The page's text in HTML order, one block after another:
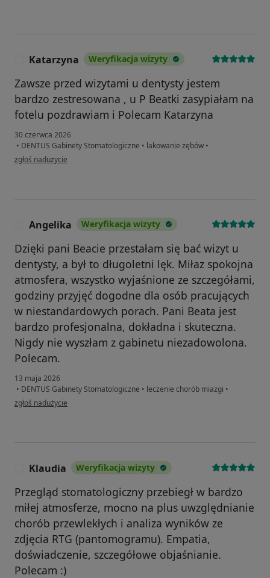
Katarzyna Weryfikacja wizyty
Zawsze przed wizytami u dentysty jestem
bardzo zestresowana , u P Beatki zasypiałam na
fotelu pozdrawiam i Polecam Katarzyna
30 czerwca 2026
• DENTUS Gabinety Stomatologiczne • lakowanie zębów •
w opinii użytkownika Katarzyna
zgłoś nadużycie
Angelika Weryfikacja wizyty
Dzięki pani Beacie przestałam się bać wizyt u
dentysty, a był to długoletni lęk. Miłaz spokojna
atmosfera, wszystko wyjaśnione ze szczegółami,
godziny przyjęć dogodne dla osób pracujących
w niestandardowych porach. Pani Beata jest
bardzo profesjonalna, dokładna i skuteczna.
Nigdy nie wyszłam z gabinetu niezadowolona.
Polecam.
13 maja 2026
• DENTUS Gabinety Stomatologiczne • leczenie chorób miazgi •
w opinii użytkownika Angelika
zgłoś nadużycie
Klaudia Weryfikacja wizyty
Przegląd stomatologiczny przebiegł w bardzo
miłej atmosferze, mocno na plus uwzględnianie
chorób przewlekłych i analiza wyników ze
zdjęcia RTG (pantomogramu). Empatia,
doświadczenie, szczegółowe objaśnianie.
Polecam :)